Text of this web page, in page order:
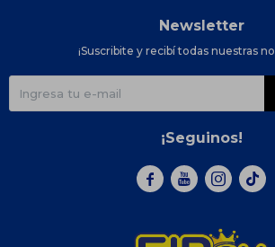
Newsletter
¡Suscribite y recibí todas nuestras
¡Seguinos!
  